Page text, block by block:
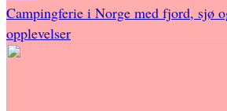
Campingferie i Norge med fjord, sjø
opplevelser